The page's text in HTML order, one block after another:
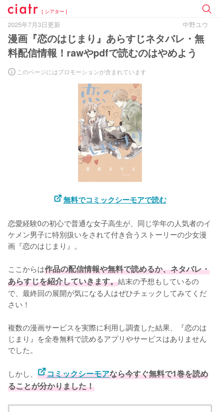
[ シアター ]
2025年7月3日更新 中野ユウ
漫画『恋のはじまり』あらすじネタバレ・無
料配信情報！rawやpdfで読むのはやめよう
このページにはプロモーションが含まれています
無料でコミックシーモアで読む
恋愛経験0の初心で普通な女子高生が、同じ学年の人気者のイ
ケメン男子に特別扱いをされて付き合うストーリーの少女漫
画『恋のはじまり』。
ここからは作品の配信情報や無料で読めるか、ネタバレ・
あらすじを紹介していきます。結末の予想もしているの
で、最終回の展開が気になる人はぜひチェックしてみてくだ
さい！
複数の漫画サービスを実際に利用し調査した結果、『恋のは
じまり』を全巻無料で読めるアプリやサービスはありません
でした。
しかし、 コミックシーモアなら今すぐ無料で1巻を読め
ることが分かりました！